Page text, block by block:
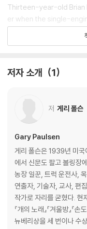
Thirteen-year-old Brian
er when the single-
Suddenly, Brian finds
with nothing but a
has been tearing him
Brian has no time for
For twenty years Gary
y classic has been the
ompared. This new
oduce a new
t-stopping adventure.
저자 소개 1
저 게리 폴슨
Gary Paulsen
게리 폴슨은 1939년 미국
에서 신문도 팔고 볼링장
농장 일꾼, 트럭 운전사,
연출자, 기술자, 교사, 편
작가로 자리를 굳혔다.
『개의 노래』『겨울방』『
뉴베리상을 세 번이나 수